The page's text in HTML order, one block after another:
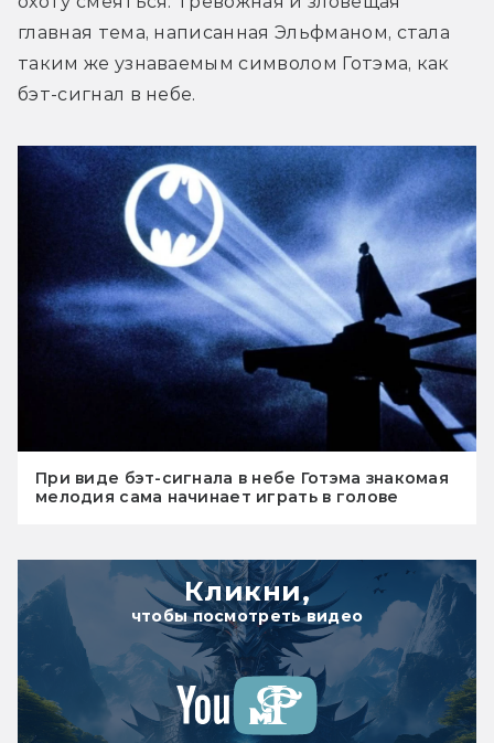
главная тема, написанная Эльфманом, стала
таким же узнаваемым символом Готэма, как
бэт-сигнал в небе.
При виде бэт-сигнала в небе Готэма знакомая
мелодия сама начинает играть в голове
Кликни,
чтобы посмотреть видео